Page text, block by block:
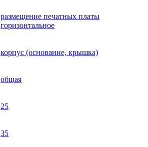
размещение печатных платы
горизонтальное
корпус (основание, крышка)
общая
25
35